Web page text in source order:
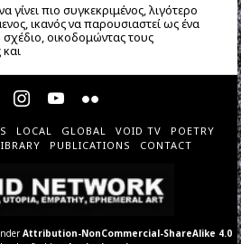
γίνει πιο συγκεκριμένος, λιγότερο
ικανός να παρουσιαστεί ως ένα
σχέδιο, οικοδομώντας τους
LOCAL GLOBAL VOID TV
POETRY
PUBLICATIONS CONTACT
Attribution-NonCommercial-ShareAlike 4.0